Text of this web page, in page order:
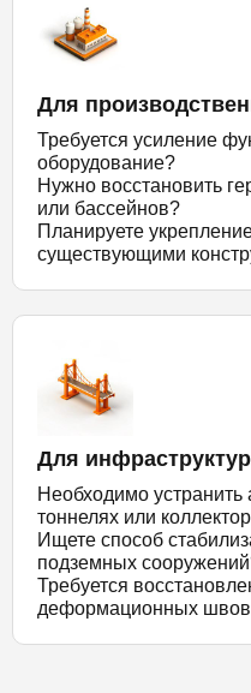
Для
Требуется усиление
оборудование?
Нужно восстановить
или бассейнов?
Планируете
существующими
Для
Необходимо устранить
тоннелях или
Ищете способ
подземных
Требуется
деформационных